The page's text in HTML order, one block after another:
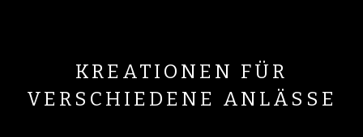
KREATIONEN FÜR
VERSCHIEDENE ANLÄSSE